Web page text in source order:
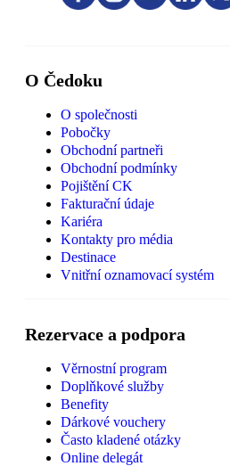
O Čedoku
O společnosti
Pobočky
Obchodní partneři
Obchodní podmínky
Pojištění CK
Fakturační údaje
Kariéra
Kontakty pro média
Destinace
Vnitřní oznamovací systém
Rezervace a podpora
Věrnostní program
Doplňkové služby
Benefity
Dárkové vouchery
Často kladené otázky
Online delegát